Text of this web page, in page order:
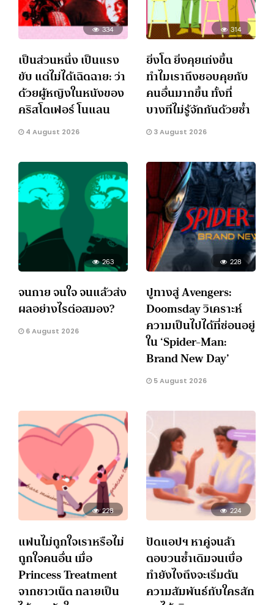
334
เป็นส่วนหนึ่ง เป็นแรง
ขับ แต่ไม่ได้เฉิดฉาย: ว่า
ด้วยผู้หญิงในหนังของ
คริสโตเฟอร์ โนแลน
4 August 2026
314
ยิ่งโต ยิ่งคุยเก่งขึ้น
ทำไมเราถึงชอบคุยกับ
คนอื่นมากขึ้น ทั้งที่
บางทีไม่รู้จักกันด้วยซ้ำ
3 August 2026
263
จนกาย จนใจ จนแล้วส่ง
ผลอย่างไรต่อสมอง?
6 August 2026
228
ปูทางสู่ Avengers:
Doomsday วิเคราะห์
ความเป็นไปได้ที่ซ่อนอยู่
ใน ‘Spider-Man:
Brand New Day’
5 August 2026
228
แฟนไม่ถูกใจเราหรือไม่
ถูกใจคนอื่น เมื่อ
Princess Treatment
จากชาวเน็ต กลายเป็น
224
ปัดแอปฯ หาคู่จนล้า
ตอบวนซ้ำเดิมจนเบื่อ
ทำยังไงถึงจะเริ่มต้น
ความสัมพันธ์กับใครสัก